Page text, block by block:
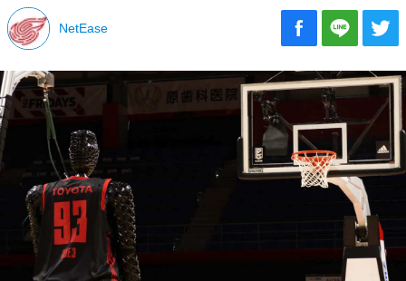
NetEase